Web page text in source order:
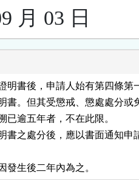
月 03 日
明書後，申請人始有第四條第
書。但其受懲戒、懲處處分或
已逾五年者，不在此限。
書之處分後，應以書面通知申
發生後二年內為之。